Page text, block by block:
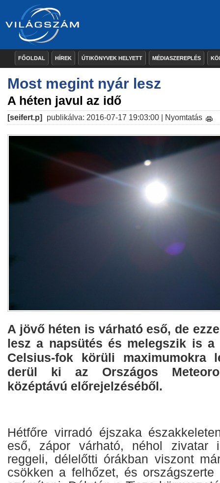
FŐOLDAL HÍREK ÚTIKÖNYVEK HELYETT MÉDIASZEREPLÉS
Most megint nyár lesz
A héten javul az idő
[seifert.p] publikálva: 2016-07-17 19:03:00 | Nyomtatás
A jövő héten is várható eső, de
lesz a napsütés és melegszik is a
Celsius-fok körüli maximumokra
derül ki az Országos
középtávú előrejelzéséből.
Hétfőre virradó éjszaka
eső, zápor várható, néhol zivatar
reggeli, délelőtti órákban viszont
csökken a felhőzet, és